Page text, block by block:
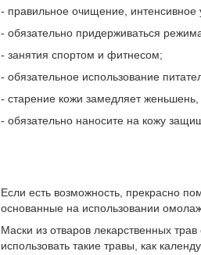
- правильное очищение, интенсивное
- обязательно придерживаться
- занятия спортом и фитнесом;
- обязательное использование
- старение кожи замедляет женьшень,
- обязательно наносите на кожу
Если есть возможность, прекрасно
основанные на использовании
Маски из отваров лекарственных
использовать такие травы, как